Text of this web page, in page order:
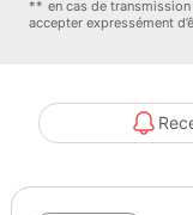
- Antidémarrage
- Assistant
- Assistant feux de route
- Bluetooth
** en cas de
accepter expressément